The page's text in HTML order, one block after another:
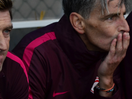
Видео Фанату Стадионы О